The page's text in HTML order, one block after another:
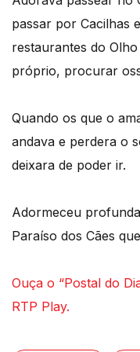
passar por Cacilhas
restaurantes do
próprio, procurar
Quando os que o
andava e perdera o
deixara de poder ir.
Adormeceu
Paraíso dos Cães
Ouça o “Postal do
RTP Play.